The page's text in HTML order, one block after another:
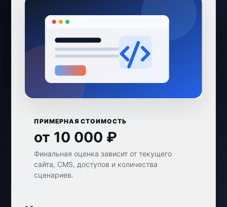
ПРИМЕРНАЯ СТОИМОСТЬ
от 10 000 ₽
Финальная оценка зависит от текущего
сайта, CMS, доступов и количества
сценариев.